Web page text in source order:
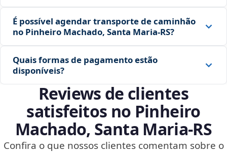
É possível agendar transporte de caminhão
no Pinheiro Machado, Santa Maria‑RS?
Quais formas de pagamento estão
disponíveis?
Reviews de clientes
satisfeitos no Pinheiro
Machado, Santa Maria‑RS
Confira o que nossos clientes comentam sobre o